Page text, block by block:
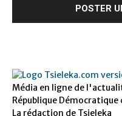
Média en ligne de
République Démocratique
La rédaction de Tsieleka